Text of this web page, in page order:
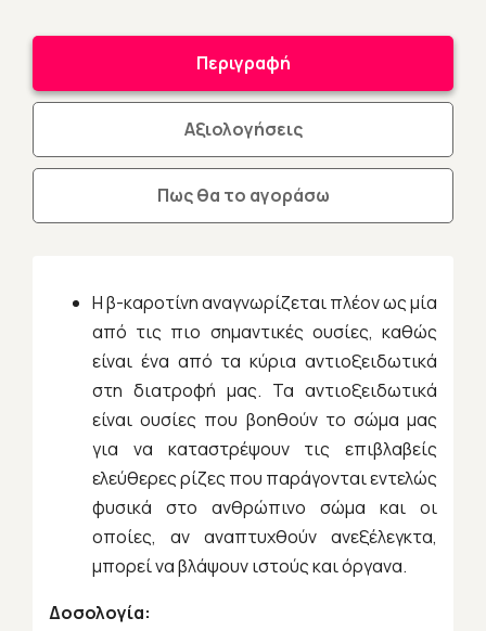
Περιγραφή
Αξιολογήσεις
Πως θα το αγοράσω
Η β-καροτίνη αναγνωρίζεται πλέον ως μία
από τις πιο σημαντικές ουσίες, καθώς
είναι ένα από τα κύρια αντιοξειδωτικά
στη διατροφή μας. Τα αντιοξειδωτικά
είναι ουσίες που βοηθούν το σώμα μας
για να καταστρέψουν τις επιβλαβείς
ελεύθερες ρίζες που παράγονται εντελώς
φυσικά στο ανθρώπινο σώμα και οι
οποίες, αν αναπτυχθούν ανεξέλεγκτα,
μπορεί να βλάψουν ιστούς και όργανα.
Δοσολογία: